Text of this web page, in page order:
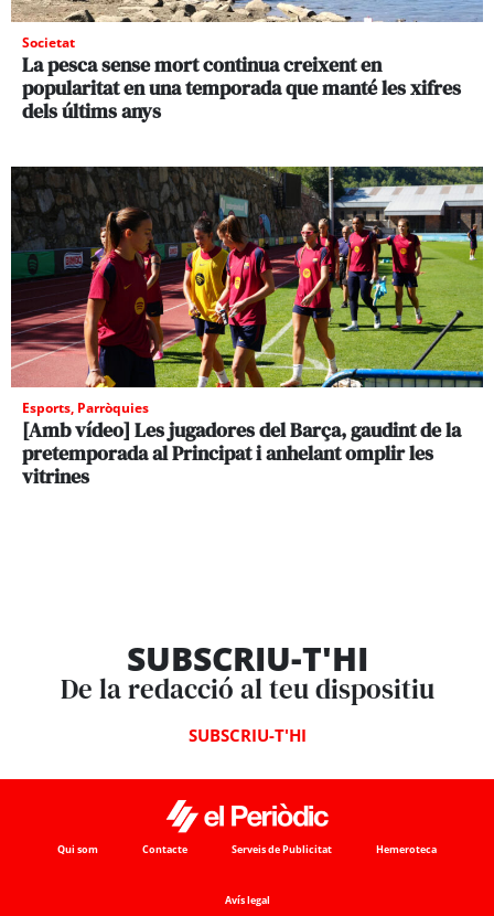
Societat
La pesca sense mort continua creixent en
popularitat en una temporada que manté les xifres
dels últims anys
Esports, Parròquies
[Amb vídeo] Les jugadores del Barça, gaudint de la
pretemporada al Principat i anhelant omplir les
vitrines
SUBSCRIU-T'HI
De la redacció al teu dispositiu
SUBSCRIU-T'HI
Qui som Contacte Serveis de Publicitat Hemeroteca
Avís legal